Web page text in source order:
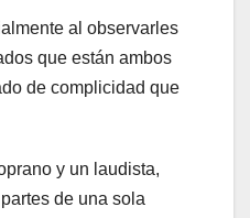
al observarles
que están ambos
de complicidad que
y un laudista,
de una sola